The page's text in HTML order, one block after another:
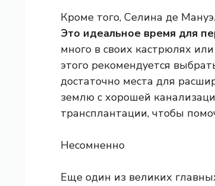
Кроме того, Селина де
Это идеальное время для
много в своих кастрюлях
этого рекомендуется
достаточно места для
землю с хорошей
трансплантации, чтобы
Несомненно
Еще один из великих